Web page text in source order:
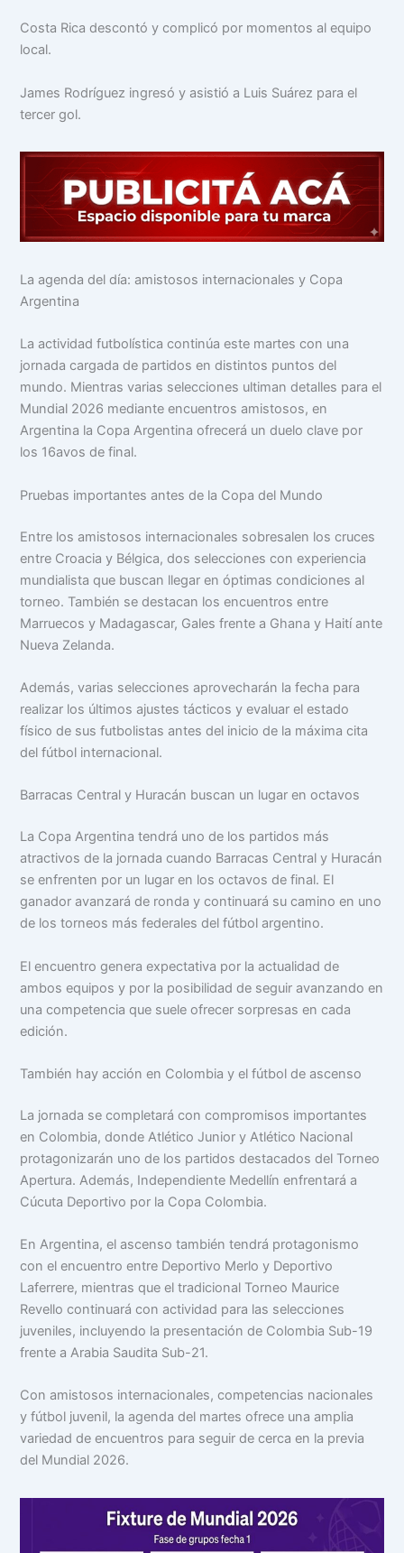
Costa Rica descontó y complicó por momentos al equipo
local.
James Rodríguez ingresó y asistió a Luis Suárez para el
tercer gol.
La agenda del día: amistosos internacionales y Copa
Argentina
La actividad futbolística continúa este martes con una
jornada cargada de partidos en distintos puntos del
mundo. Mientras varias selecciones ultiman detalles para el
Mundial 2026 mediante encuentros amistosos, en
Argentina la Copa Argentina ofrecerá un duelo clave por
los 16avos de final.
Pruebas importantes antes de la Copa del Mundo
Entre los amistosos internacionales sobresalen los cruces
entre Croacia y Bélgica, dos selecciones con experiencia
mundialista que buscan llegar en óptimas condiciones al
torneo. También se destacan los encuentros entre
Marruecos y Madagascar, Gales frente a Ghana y Haití ante
Nueva Zelanda.
Además, varias selecciones aprovecharán la fecha para
realizar los últimos ajustes tácticos y evaluar el estado
físico de sus futbolistas antes del inicio de la máxima cita
del fútbol internacional.
Barracas Central y Huracán buscan un lugar en octavos
La Copa Argentina tendrá uno de los partidos más
atractivos de la jornada cuando Barracas Central y Huracán
se enfrenten por un lugar en los octavos de final. El
ganador avanzará de ronda y continuará su camino en uno
de los torneos más federales del fútbol argentino.
El encuentro genera expectativa por la actualidad de
ambos equipos y por la posibilidad de seguir avanzando en
una competencia que suele ofrecer sorpresas en cada
edición.
También hay acción en Colombia y el fútbol de ascenso
La jornada se completará con compromisos importantes
en Colombia, donde Atlético Junior y Atlético Nacional
protagonizarán uno de los partidos destacados del Torneo
Apertura. Además, Independiente Medellín enfrentará a
Cúcuta Deportivo por la Copa Colombia.
En Argentina, el ascenso también tendrá protagonismo
con el encuentro entre Deportivo Merlo y Deportivo
Laferrere, mientras que el tradicional Torneo Maurice
Revello continuará con actividad para las selecciones
juveniles, incluyendo la presentación de Colombia Sub-19
frente a Arabia Saudita Sub-21.
Con amistosos internacionales, competencias nacionales
y fútbol juvenil, la agenda del martes ofrece una amplia
variedad de encuentros para seguir de cerca en la previa
del Mundial 2026.